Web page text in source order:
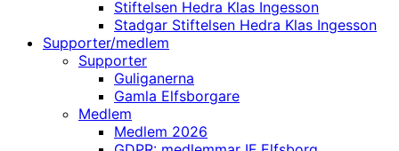
Stiftelsen Hedra Klas Ingesson
Stadgar Stiftelsen Hedra Klas Ingesson
Supporter/medlem
Supporter
Guliganerna
Gamla Elfsborgare
Medlem
Medlem 2026